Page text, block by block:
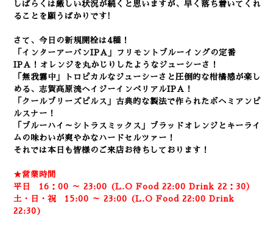
しばらくは厳しい状況が続くと思いますが、早く落ち着いてくれ
ることを願うばかりです!
さて、今日の新規開栓は4種！
「インターアーバンIPA」フリモントブルーイングの定番
IPA！オレンジを丸かじりしたようなジューシーさ！
「無我霧中」トロピカルなジューシーさと圧倒的な柑橘感が楽し
める、志賀高原流ヘイジーインペリアルIPA！
「クールブリーズピルス」古典的な製法で作られたボヘミアンピ
ルスナー！
「ブルーハイ～シトラスミックス」ブラッドオレンジとキーライ
ムの味わいが爽やかなハードセルツァー！
それでは本日も皆様のご来店お待ちしております！
★営業時間
平日 16：00 ～ 23:00 (L.O Food 22:00 Drink 22：30）
土・日・祝 15:00 ～ 23:00 (L.O Food 22:00 Drink
22:30)